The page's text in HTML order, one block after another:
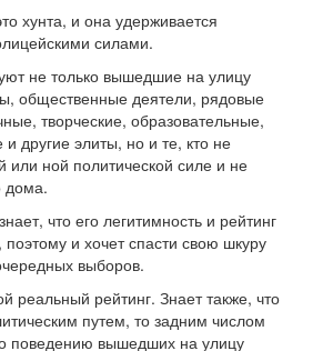
хунта, и она удерживается
силами.
не только вышедшие на улицу
общественные деятели, рядовые
творческие, образовательные,
другие элиты, но и те, кто не
или ной политической силе и не
дома.
что его легитимность и рейтинг
и хочет спасти свою шкуру
выборов.
реальный рейтинг. Знает также, что
путем, то задним числом
поведению вышедших на улицу